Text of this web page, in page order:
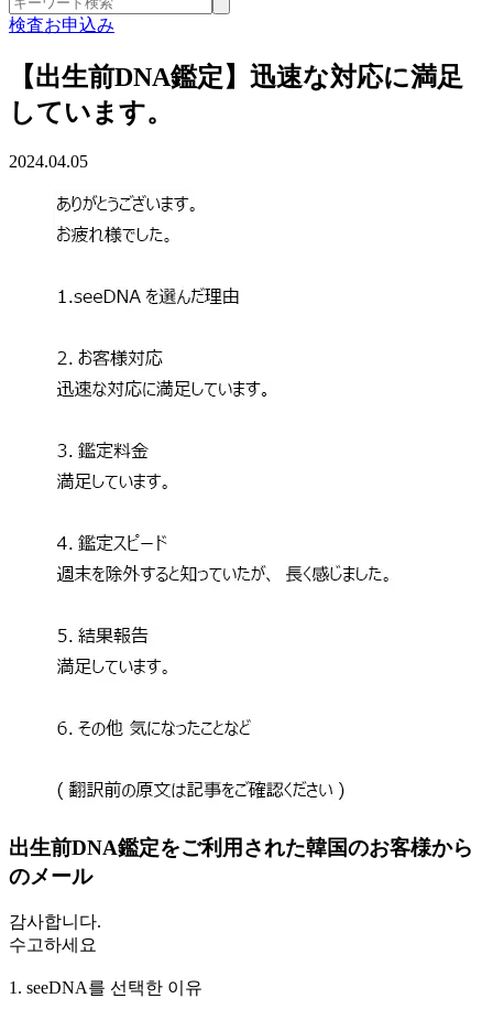
検査お申込み
【出生前DNA鑑定】迅速な対応に満足
しています。
2024.04.05
出生前DNA鑑定をご利用された韓国のお客様から
のメール
감사합니다.
수고하세요
1. seeDNA를 선택한 이유